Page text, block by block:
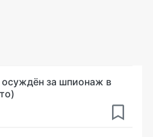
за шпионаж в